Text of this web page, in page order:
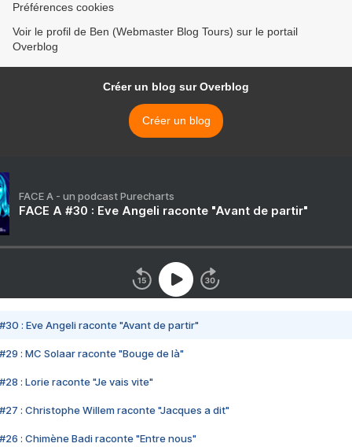
Préférences cookies
Voir le profil de Ben (Webmaster Blog Tours) sur le portail
Overblog
Créer un blog sur Overblog
Créer un blog
FACE A - un podcast Purecharts
FACE A #30 : Eve Angeli raconte "Avant de partir"
#30 : Eve Angeli raconte "Avant de partir"
#29 : MC Solaar raconte "Bouge de là"
#28 : Lorie raconte "Je vais vite"
#27 : Christophe Willem raconte "Jacques a dit"
#26 : Chimène Badi raconte "Entre nous"